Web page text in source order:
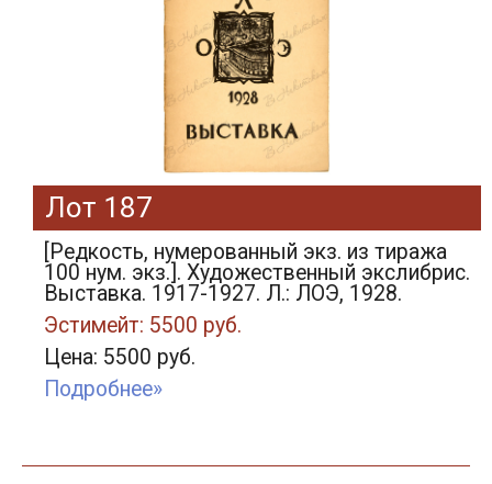
Лот 187
[Редкость, нумерованный экз. из тиража
100 нум. экз.]. Художественный экслибрис.
Выставка. 1917-1927. Л.: ЛОЭ, 1928.
Эстимейт: 5500 руб.
Цена: 5500 руб.
Подробнее»